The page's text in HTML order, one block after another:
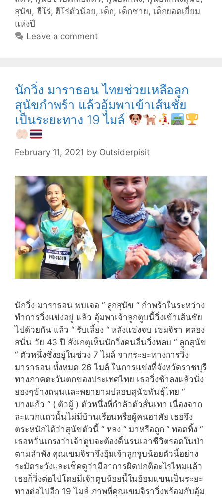
มาก
รับ
รางวัล
“
เด็ก
ยอด
แห่ง
“
สุนัข, ฮีโร่, ฮีโร่ตัวน้อย, เด็ก, เด็กชาย, เด็กยอดเยี่ยม
แห่งปี
Leave a comment
นักวิ่ง มาราธอน ไทยช่วยเหลือลูก
สุนัขกำพร้า แล้วอุ้มพาเข้าเส้นชัย
เป็นระยะทาง 19 ไมล์
February 11, 2021 by Outsiderpisit
นักวิ่ง มาราธอน พบเจอ “ ลูกสุนัข “ กำพร้าในระหว่าง
ทำการวิ่งแข่งอยู่ แล้ว อุ้มพาเจ้าลูกตูบนี้วิ่งเข้าเส้นชัย
ไปด้วยกัน แล้ว “ รับเลี้ยง “ หลังแข่งจบ เขมจิรา คลอง
สนั่น วัย 43 ปี สังเกตุเห็นนักวิ่งคนอื่นวิ่งหลบ “ ลูกสุนัข
“ ตัวหนึ่งซึ่งอยู่ในช่วง 7 ไมล์ จากระยะทางการวิ่ง
มาราธอน ทั้งหมด 26 ไมล์ ในการแข่งที่จังหวัดราชบุรี
ทางภาคตะวันตกของประเทศไทย เธอวิ่งช้าลงแล้วนั่ง
ยองๆข้างถนนและพยายามปลอบสุนัขพันธุ์ไทย “
บางแก้ว “ ( ตัวผู้ ) ตัวหนึ่งที่กำลัวตัวสั่นเทา เนื่องจาก
ละแวกแถวนั้นไม่มีบ้านเรือนหรือผู้คนอาศัย เธอจึง
ตระหนักได้ว่าสุนัขตัวนี้ “ หลง “ มาหรือถูก “ ทอดทิ้ง “
เธอหวั่นเกรงว่าเจ้าตูบจะต้องดิ้นรนเอาชีวิตรอดในป่า
ตามลำพัง คุณเขมจิราจึงอุ้มเจ้าลูกจูบน้อยตัวนี้อย่าง
ระมัดระวังและเช็คดูว่ามีอาการผิดปกติอะไรไหมแล้ว
เธอก็วิ่งต่อไปโดยมีเจ้าตูบน้อยนี้ในอ้อมแขนเป็นระยะ
ทางต่อไปอีก 19 ไมล์ ภาพที่คุณเขมจิราวิ่งพร้อมกับอุ้ม